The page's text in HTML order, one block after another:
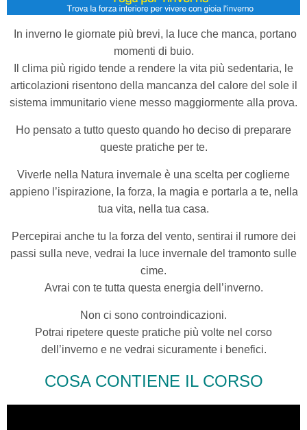
In inverno le giornate più brevi, la luce che manca, portano
momenti di buio.
Il clima più rigido tende a rendere la vita più sedentaria, le
articolazioni risentono della mancanza del calore del sole il
sistema immunitario viene messo maggiormente alla prova.
Ho pensato a tutto questo quando ho deciso di preparare
queste pratiche per te.
Viverle nella Natura invernale è una scelta per coglierne
appieno l’ispirazione, la forza, la magia e portarla a te, nella
tua vita, nella tua casa.
Percepirai anche tu la forza del vento, sentirai il rumore dei
passi sulla neve, vedrai la luce invernale del tramonto sulle
cime.
Avrai con te tutta questa energia dell’inverno.
Non ci sono controindicazioni.
Potrai ripetere queste pratiche più volte nel corso
dell’inverno e ne vedrai sicuramente i benefici.
COSA CONTIENE IL CORSO